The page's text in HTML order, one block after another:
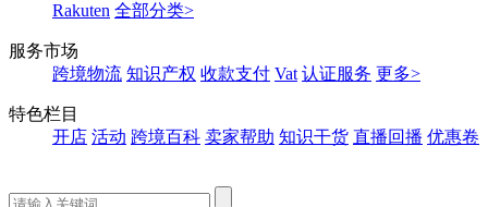
Rakuten 全部分类>
服务市场
跨境物流 知识产权 收款支付 Vat 认证服务 更多>
特色栏目
开店 活动 跨境百科 卖家帮助 知识干货 直播回播 优惠卷